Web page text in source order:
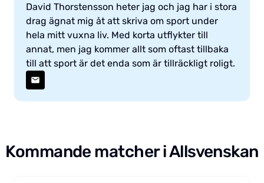
David Thorstensson heter jag och jag har i stora
drag ägnat mig åt att skriva om sport under
hela mitt vuxna liv. Med korta utflykter till
annat, men jag kommer allt som oftast tillbaka
till att sport är det enda som är tillräckligt roligt.
Kommande matcher i Allsvenskan